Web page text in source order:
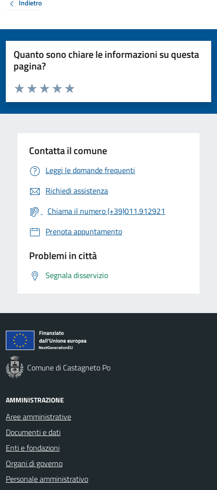
Indietro
Quanto sono chiare le informazioni su questa
pagina?
Valuta da 1 a 5 stelle la pagina
Valuta 5 stelle su 5
Valuta 4 stelle su 5
Valuta 3 stelle su 5
Valuta 2 stelle su 5
Valuta 1 stelle su 5
Contatta il comune
Leggi le domande frequenti
Richiedi assistenza
Chiama il numero (+39)011.912921
Prenota appuntamento
Problemi in città
Segnala disservizio
Comune di Castagneto Po
AMMINISTRAZIONE
Aree amministrative
Documenti e dati
Enti e fondazioni
Organi di governo
Personale amministrativo